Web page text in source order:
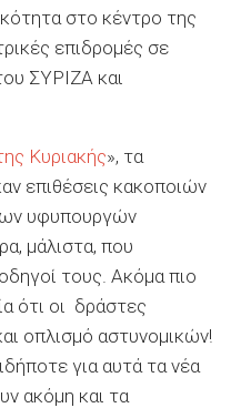
στο κέντρο της
επιδρομές σε
ΣΥΡΙΖΑ και
Κυριακής», τα
επιθέσεις κακοποιών
υφυπουργών
μάλιστα, που
τους. Ακόμα πιο
ότι οι δράστες
οπλισμό αστυνομικών!
για αυτά τα νέα
ακόμη και τα